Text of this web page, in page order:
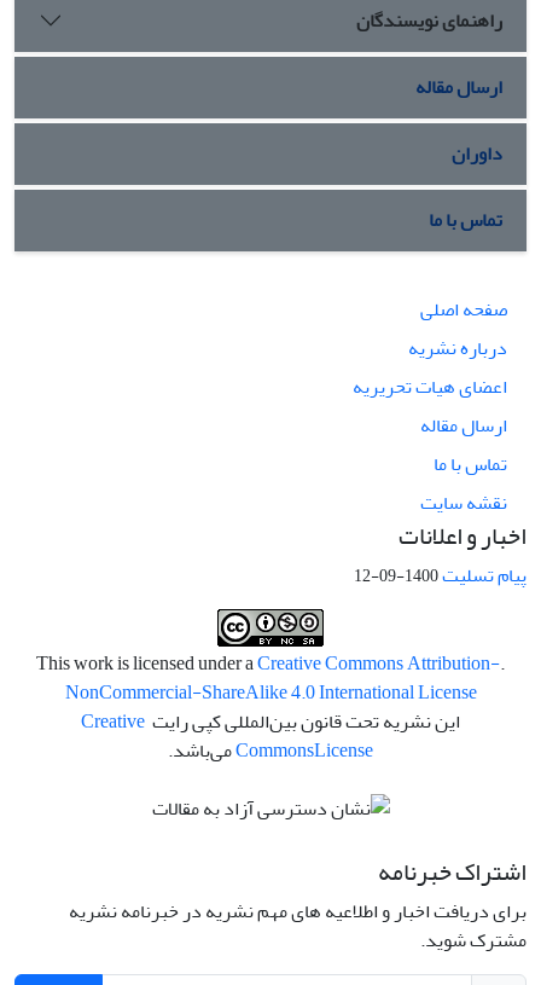
راهنمای نویسندگان
ارسال مقاله
داوران
تماس با ما
صفحه اصلی
درباره نشریه
اعضای هیات تحریریه
ارسال مقاله
تماس با ما
نقشه سایت
اخبار و اعلانات
پیام تسلیت1400-09-12
.This work is licensed under a
Creative Commons Attribution-
NonCommercial-ShareAlike 4.0 International License
این نشریه تحت قانون بین‌المللی کپی رایت Creative
CommonsLicense می‌باشد.
اشتراک خبرنامه
برای دریافت اخبار و اطلاعیه های مهم نشریه در خبرنامه نشریه
مشترک شوید.